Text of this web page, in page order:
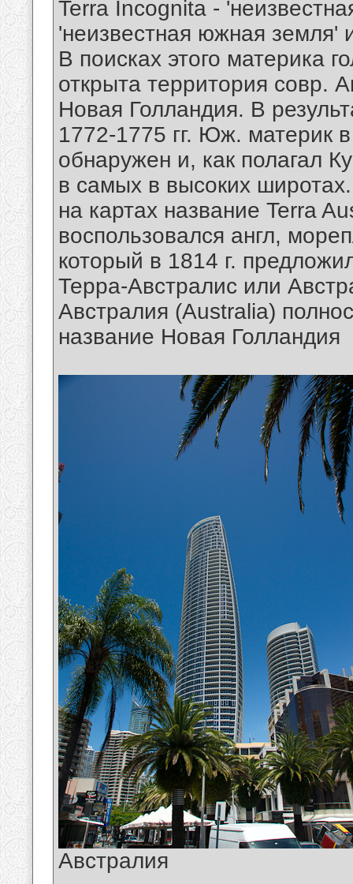
Terra Incognita -
'неизвестная южная земля'
В поисках этого материка
открыта территория совр.
Новая Голландия. В
1772-1775 гг. Юж. материк
обнаружен и, как полагал
в самых в высоких
на картах название Terra
воспользовался англ,
который в 1814 г.
Терра-Австралис или
Австралия (Australia)
название Новая Голландия
Австралия